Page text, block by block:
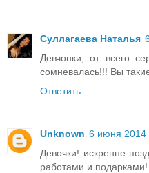
Суллагаева Наталья
Девчонки, от всего
сомневалась!!! Вы
Ответить
Unknown 6 июня 2014
Девочки! искренне
работами и подарками!